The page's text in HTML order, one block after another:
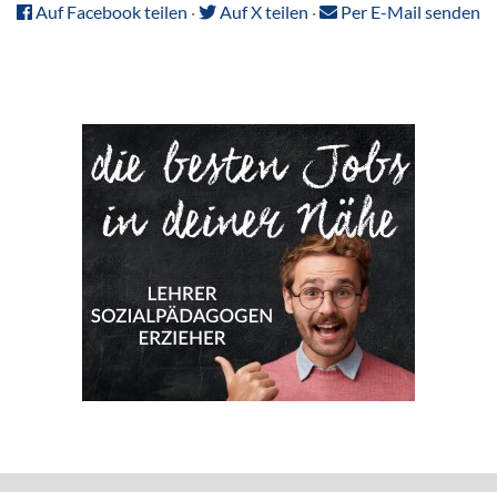
Auf Facebook teilen · Auf X teilen · Per E-Mail senden